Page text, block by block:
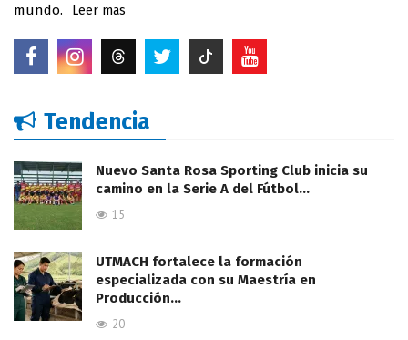
mundo.
Leer mas
Tendencia
Nuevo Santa Rosa Sporting Club inicia su
camino en la Serie A del Fútbol…
15
UTMACH fortalece la formación
especializada con su Maestría en
Producción…
20